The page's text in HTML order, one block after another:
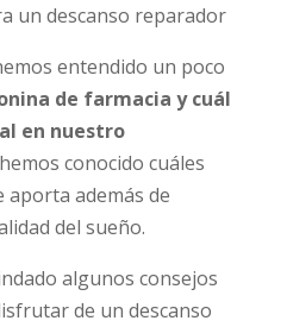
un descanso reparador
entendido un poco
de farmacia y cuál
en nuestro
conocido cuáles
aporta además de
del sueño.
algunos consejos
de un descanso